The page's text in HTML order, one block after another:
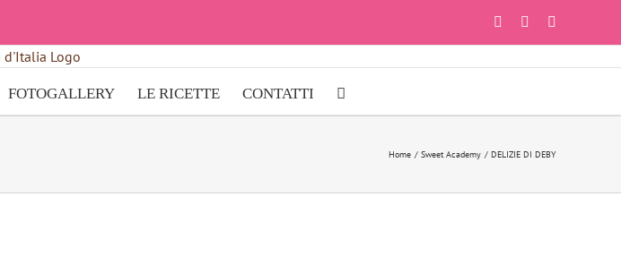
FacebookInstagram
FOTOGALLERY LE RICETTE CONTATTI
Home Sweet Academy DELIZIE DI DEBY